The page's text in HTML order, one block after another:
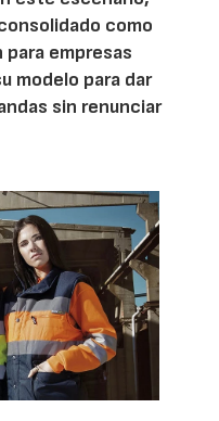
como
empresas
modelo para dar
sin renunciar